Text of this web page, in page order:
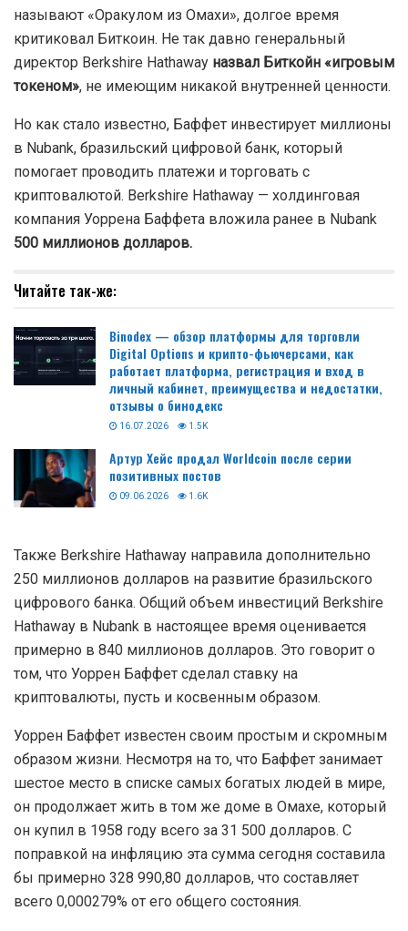
называют «Оракулом из Омахи», долгое время
критиковал Биткоин. Не так давно генеральный
директор Berkshire Hathaway назвал Биткойн «игровым
токеном», не имеющим никакой внутренней ценности.
Но как стало известно, Баффет инвестирует миллионы
в Nubank, бразильский цифровой банк, который
помогает проводить платежи и торговать с
криптовалютой. Berkshire Hathaway — холдинговая
компания Уоррена Баффета вложила ранее в Nubank
500 миллионов долларов.
Читайте так-же:
Binodex — обзор платформы для торговли
Digital Options и крипто-фьючерсами, как
работает платформа, регистрация и вход в
личный кабинет, преимущества и недостатки,
отзывы о бинодекс
16.07.2026 1.5K
Артур Хейс продал Worldcoin после серии
позитивных постов
09.06.2026 1.6K
Также Berkshire Hathaway направила дополнительно
250 миллионов долларов на развитие бразильского
цифрового банка. Общий объем инвестиций Berkshire
Hathaway в Nubank в настоящее время оценивается
примерно в 840 миллионов долларов. Это говорит о
том, что Уоррен Баффет сделал ставку на
криптовалюты, пусть и косвенным образом.
Уоррен Баффет известен своим простым и скромным
образом жизни. Несмотря на то, что Баффет занимает
шестое место в списке самых богатых людей в мире,
он продолжает жить в том же доме в Омахе, который
он купил в 1958 году всего за 31 500 долларов. С
поправкой на инфляцию эта сумма сегодня составила
бы примерно 328 990,80 долларов, что составляет
всего 0,000279% от его общего состояния.